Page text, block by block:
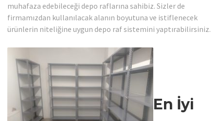
muhafaza edebileceği depo raflarına sahibiz. Sizler de
firmamızdan kullanılacak alanın boyutuna ve istiflenecek
ürünlerin niteliğine uygun depo raf sistemini yaptırabilirsiniz.
En İyi